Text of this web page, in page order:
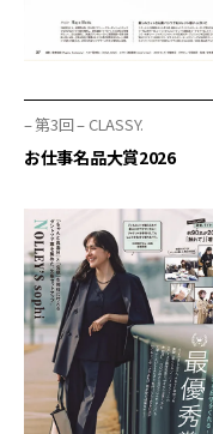
– 第3回 – CLASSY.
お仕事名品大賞2026